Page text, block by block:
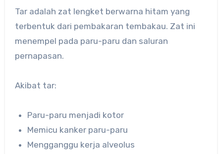
Tar adalah zat lengket berwarna hitam yang
terbentuk dari pembakaran tembakau. Zat ini
menempel pada paru-paru dan saluran
pernapasan.
Akibat tar:
Paru-paru menjadi kotor
Memicu kanker paru-paru
Mengganggu kerja alveolus